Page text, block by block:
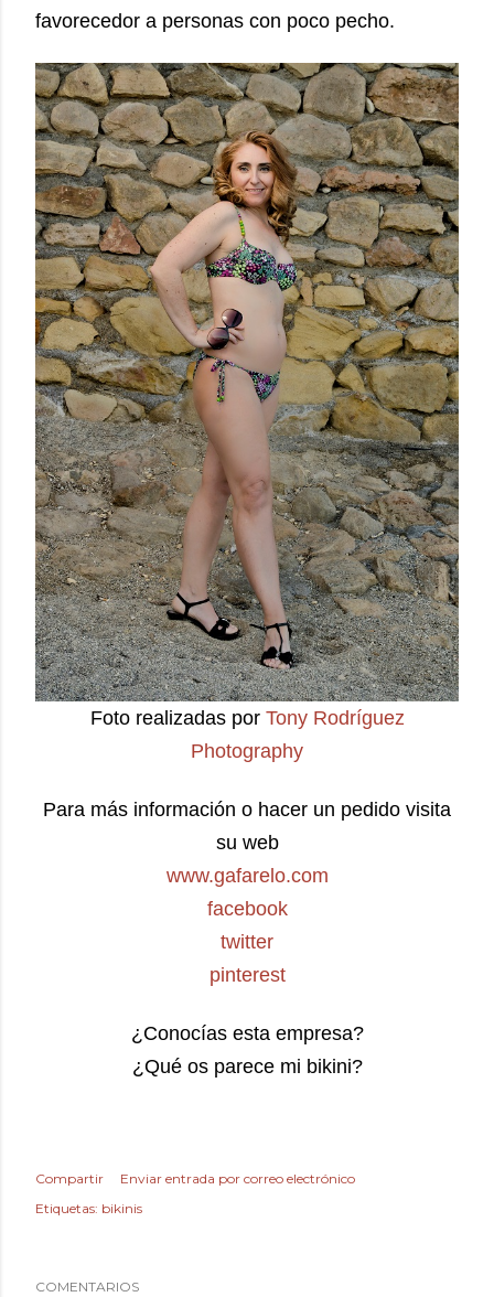
favorecedor a personas con poco pecho.
Foto realizadas por Tony Rodríguez
Photography
Para más información o hacer un pedido visita
su web
www.gafarelo.com
facebook
twitter
pinterest
¿Conocías esta empresa?
¿Qué os parece mi bikini?
Compartir
Enviar entrada por correo electrónico
Etiquetas: bikinis
COMENTARIOS